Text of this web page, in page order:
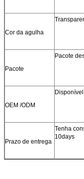
Cor da agulha
Pacote
Pacote
OEM /ODM
Disponível
Prazo de entrega
Tenha
10days